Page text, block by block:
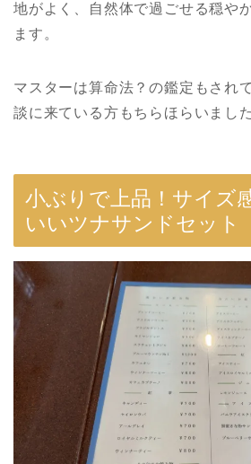
地がよく、自然体で過ごせる穏や
ます。
マスターは算命法？の鑑定もされ
談に来ている方もちらほらいました
小ぶりで上品！サイズ
いいツナサンドセット